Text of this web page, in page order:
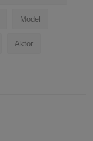
Model
Aktor